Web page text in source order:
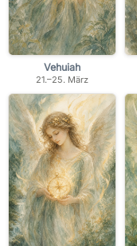
Vehuiah
21.–25. März